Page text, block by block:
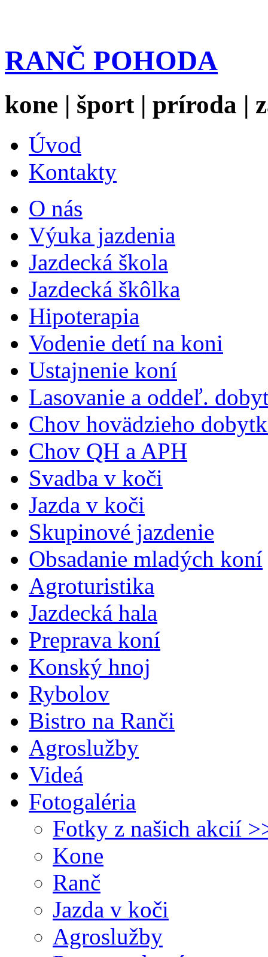
RANČ POHODA
kone | šport | príroda |
Úvod
Kontakty
O nás
Výuka jazdenia
Jazdecká škola
Jazdecká škôlka
Hipoterapia
Vodenie detí na koni
Ustajnenie koní
Lasovanie a oddeľ.
Chov hovädzieho
Chov QH a APH
Svadba v koči
Jazda v koči
Skupinové jazdenie
Obsadanie mladých koní
Agroturistika
Jazdecká hala
Preprava koní
Konský hnoj
Rybolov
Bistro na Ranči
Agroslužby
Videá
Fotogaléria
Fotky z našich akcií
Kone
Ranč
Jazda v koči
Agroslužby